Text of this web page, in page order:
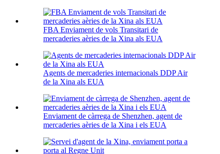
FBA Enviament de vols Transitari de
mercaderies aèries de la Xina als EUA
Agents de mercaderies internacionals DDP Air
de la Xina als EUA
Enviament de càrrega de Shenzhen, agent de
mercaderies aèries de la Xina i els EUA